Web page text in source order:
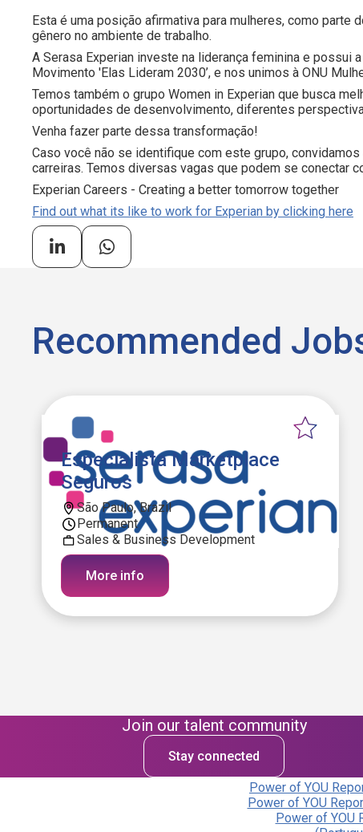
Esta é uma posição afirmativa para mulheres, como
gênero no ambiente de trabalho.
A Serasa Experian investe na liderança feminina e possui
Movimento 'Elas Lideram 2030’, e nos unimos à ONU
Temos também o grupo Women in Experian que busca
oportunidades de desenvolvimento, diferentes
Venha fazer parte dessa transformação!
Caso você não se identifique com este grupo,
carreiras. Temos diversas vagas que podem se conectar
Experian Careers - Creating a better tomorrow together
Find out what its like to work for Experian by clicking here
Recommended
Especialista Marketplace
Seguros
São Paulo, Brazil
Permanent
Sales & Business Development
More info
Join our talent community
Stay connected
Power of YOU
Power of YOU
Power of YOU